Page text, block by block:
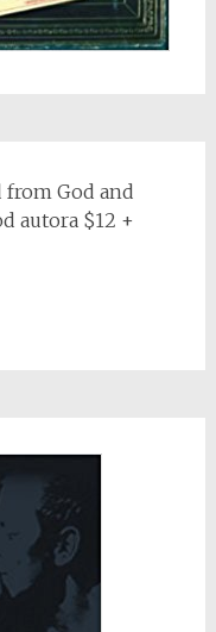
from God and
autora $12 +